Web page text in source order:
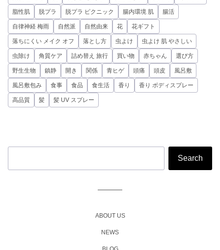
脂性肌 脱プラ 脱プラ ピクニック 腸内環境 肌 腸活
自律神経 梅雨 自然派 自然由来 花 花ギフト
落ちにくい メイク オフ 落とし方 虫よけ 虫よけ 肌 やさしい
虫除け 角質ケア 詰め替え 旅行 買い物 赤ちゃん 選び方
野生生物 鎮静 開き 関係 青ヒゲ 頭痛 頭皮 風呂敷
風呂敷包み 食事 食品 食生活 香り 香り ボディスプレー
高品質 髪 髪 UV スプレー
ABOUT US
NEWS